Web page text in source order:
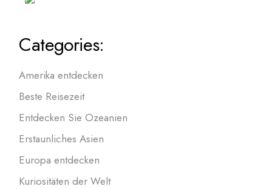
Categories:
Amerika entdecken
Beste Reisezeit
Entdecken Sie Ozeanien
Erstaunliches Asien
Europa entdecken
Kuriositäten der Welt